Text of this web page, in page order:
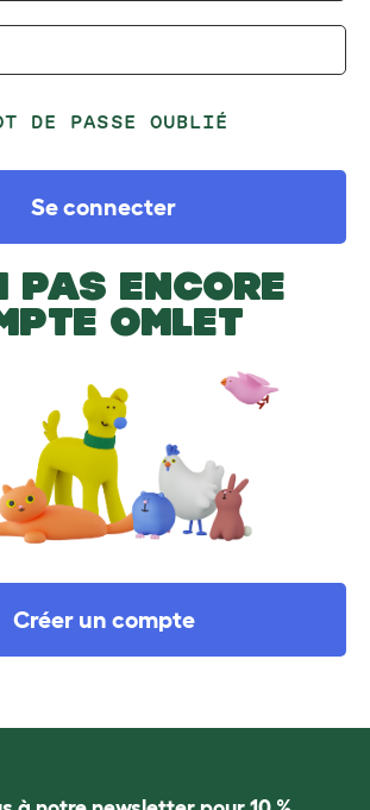
DE PASSE OUBLIÉ
Se connecter
PAS ENCORE
OMLET
Créer un compte